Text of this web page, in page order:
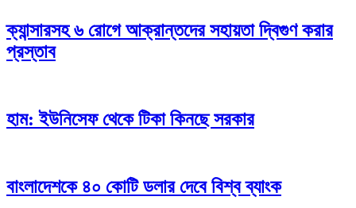
ক্যান্সারসহ ৬ রোগে আক্রান্তদের সহায়তা দ্বিগুণ করার
প্রস্তাব
হাম: ইউনিসেফ থেকে টিকা কিনছে সরকার
বাংলাদেশকে ৪০ কোটি ডলার দেবে বিশ্ব ব্যাংক